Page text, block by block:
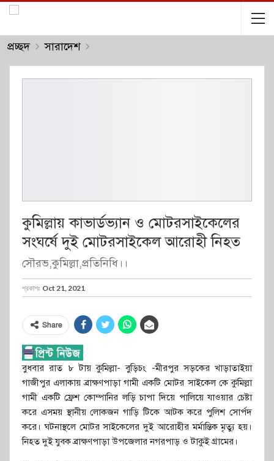
প্রচ্ছদ সারাদেশ
কুমিল্লায় কাভার্ডভ্যান ও মোটরসাইকেলের
সংঘর্ষে দুই মোটরসাইকেল আরোহী নিহত
সৌরভ,কুমিল্লা,প্রতিনিধি।।
প্রকাশঃ Oct 21, 2021
Share
বুধবার রাত ৮ টায় কুমিল্লা- বুড়িচং -মীরপুর সড়কের খাড়াতাইয়া
গাজীপুর এলাকায় ব্রাক্ষণপাড়া গামী একটি মোটর সাইকেল কে কুমিল্লা
গামী একটি ফ্রেশ কোম্পানির লড়ি চাপা দিয়ে পালিয়ে যাওয়ার চেষ্টা
করে এসময় স্থানীয় লোকজন গাড়ি টিকে আটক করে পুলিশ সোর্পদ
করে। ঘটনাস্থলে মোটর সাইকেলের দুই আরোহীর মর্মান্তিক মৃত্যু হয়।
নিহত দুই যুবক ব্রাক্ষণপাড়া উপজেলার নগরপাড় ও টাকুই গ্রামের।